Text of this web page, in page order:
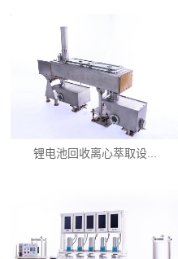
锂电池回收离心萃取设...